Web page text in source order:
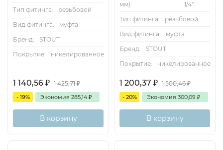
Тип фитинга:
резьбовой
Вид фитинга:
муфта
Бренд:
STOUT
Покрытие:
никелированное
1 140,56 ₽ 1 425,71₽
- 19% Экономия 285,14 ₽
В корзину
мм):
1/4"
Тип фитинга:
резьбовой
Вид фитинга:
муфта
Бренд:
STOUT
Покрытие:
никелированное
1 200,37 ₽ 1 500,46₽
- 20% Экономия 300,09 ₽
В корзину